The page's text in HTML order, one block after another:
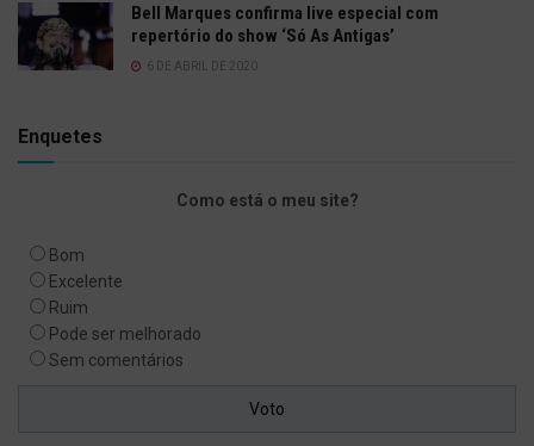
Bell Marques confirma live especial com
repertório do show ‘Só As Antigas’
6 DE ABRIL DE 2020
Enquetes
Como está o meu site?
Bom
Excelente
Ruim
Pode ser melhorado
Sem comentários